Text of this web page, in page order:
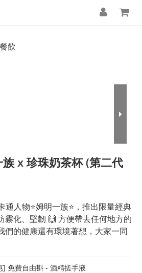
飲
x 珍珠奶茶杯 (第二代
通人物⭐姆明一族⭐，推出限量經典
霧化、堅韌 🙌 方便帶去任何地方的
們的健康還有環境著想，大家一同
免費自由斟 - 酒精搓手液